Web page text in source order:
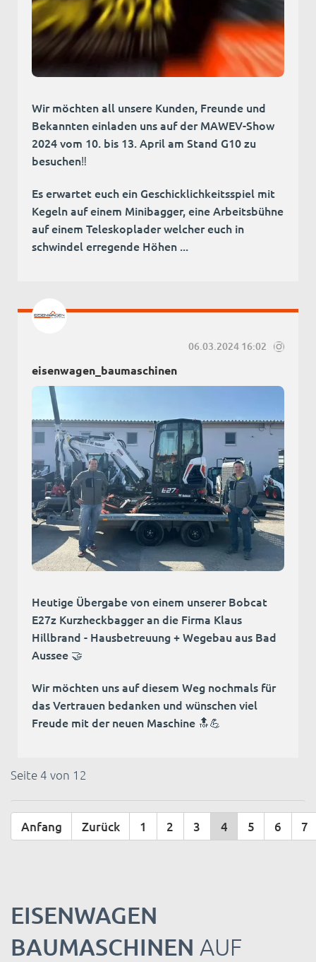
Wir möchten all unsere Kunden, Freunde und
Bekannten einladen uns auf der MAWEV-Show
2024 vom 10. bis 13. April am Stand G10 zu
besuchen‼️
Es erwartet euch ein Geschicklichkeitsspiel mit
Kegeln auf einem Minibagger, eine Arbeitsbühne
auf einem Teleskoplader welcher euch in
schwindel erregende Höhen ...
06.03.2024 16:02
eisenwagen_baumaschinen
Heutige Übergabe von einem unserer Bobcat
E27z Kurzheckbagger an die Firma Klaus
Hillbrand - Hausbetreuung + Wegebau aus Bad
Aussee 🤝
Wir möchten uns auf diesem Weg nochmals für
das Vertrauen bedanken und wünschen viel
Freude mit der neuen Maschine 🔝💪
Seite 4 von 12
Anfang Zurück 1 2 3 4 5 6 7
EISENWAGEN
BAUMASCHINEN AUF